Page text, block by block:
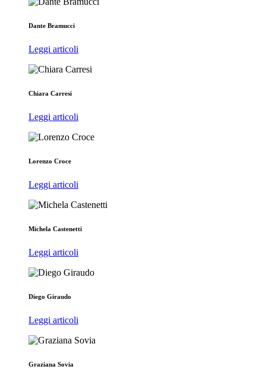
Dante Bramucci
Leggi articoli
Chiara Carresi
Leggi articoli
Lorenzo Croce
Leggi articoli
Michela Castenetti
Leggi articoli
Diego Giraudo
Leggi articoli
Graziana Sovia